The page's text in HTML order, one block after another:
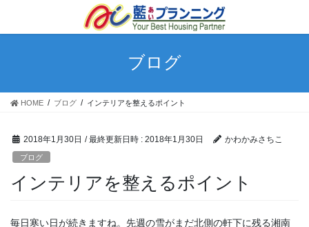
ブログ
HOME ブログ インテリアを整えるポイント
2018年1月30日 / 最終更新日時 : 2018年1月30日 かわかみさちこ
ブログ
インテリアを整えるポイント
毎日寒い日が続きますね。先週の雪がまだ北側の軒下に残る湘南